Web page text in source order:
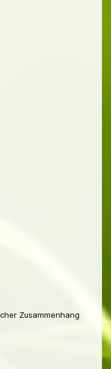
Zusammenhang mit